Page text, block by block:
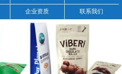
企业资质 联系我们